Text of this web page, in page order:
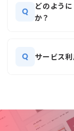
Q
どのよう
か？
Q サービス